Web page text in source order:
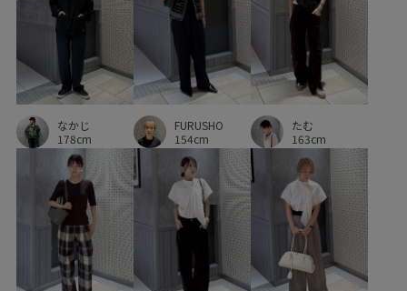
なかじ
178cm
FURUSHO
154cm
たむ
163cm